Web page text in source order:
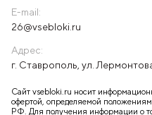
E-mail:
26@vsebloki.ru
Адрес:
г. Ставрополь, ул.
Сайт vsebloki.ru носит
офертой, определяемой
РФ. Для получения информации о